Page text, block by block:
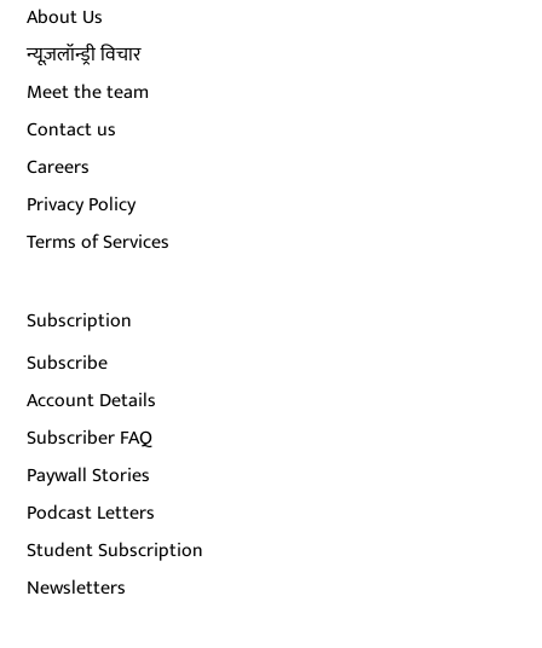
About Us
न्यूज़लॉन्ड्री विचार
Meet the team
Contact us
Careers
Privacy Policy
Terms of Services
Subscription
Subscribe
Account Details
Subscriber FAQ
Paywall Stories
Podcast Letters
Student Subscription
Newsletters